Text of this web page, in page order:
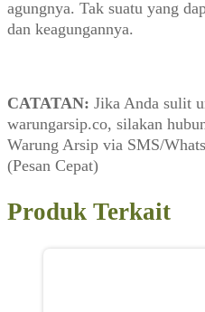
agungnya. Tak suatu yang
dan keagungannya.
CATATAN: Jika Anda sulit
warungarsip.co, silakan
Warung Arsip via SMS/
(Pesan Cepat)
Produk Terkait